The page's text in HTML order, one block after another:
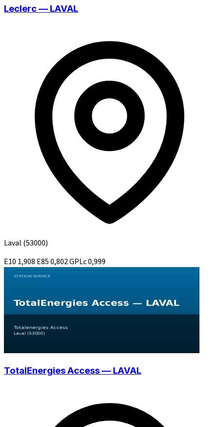
Leclerc — LAVAL
Laval (53000)
E10 1,908 E850,802GPLc0,999
TotalEnergies Access — LAVAL